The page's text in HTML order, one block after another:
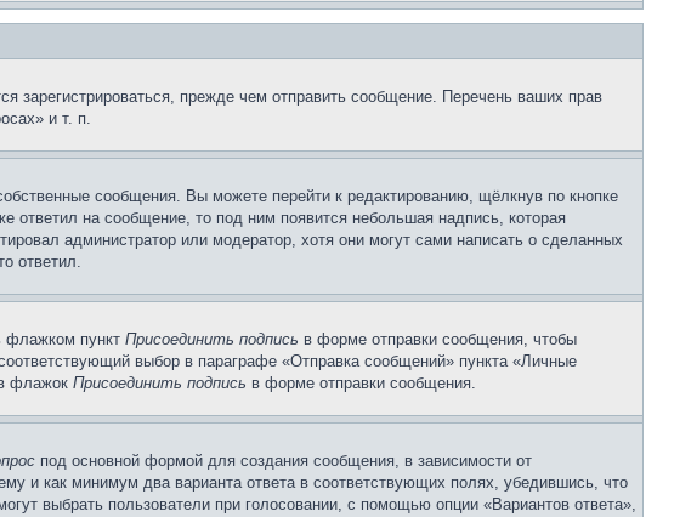
прежде чем отправить сообщение. Перечень ваших прав
и т. п.
сообщения. Вы можете перейти к редактированию, щёлкнув по кнопке
ответил на сообщение, то под ним появится небольшая надпись, которая
администратор или модератор, хотя они могут сами написать о сделанных
ответил.
флажком пункт Присоединить подпись в форме отправки сообщения, чтобы
выбор в параграфе «Отправка сообщений» пункта «Личные
флажок Присоединить подпись в форме отправки сообщения.
под основной формой для создания сообщения, в зависимости от
и как минимум два варианта ответа в соответствующих полях, убедившись, что
выбрать пользователи при голосовании, с помощью опции «Вариантов ответа»,